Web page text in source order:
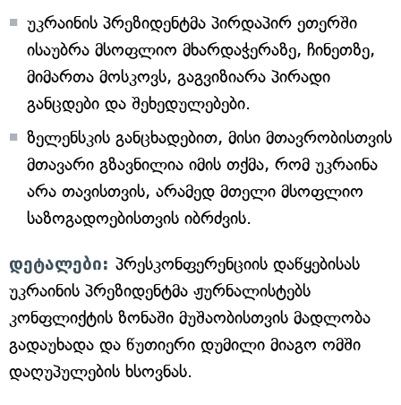
უკრაინის პრეზიდენტმა პირდაპირ ეთერში
ისაუბრა მსოფლიო მხარდაჭერაზე, ჩინეთზე,
მიმართა მოსკოვს, გაგვიზიარა პირადი
განცდები და შეხედულებები.
ზელენსკის განცხადებით, მისი მთავრობისთვის
მთავარი გზავნილია იმის თქმა, რომ უკრაინა
არა თავისთვის, არამედ მთელი მსოფლიო
საზოგადოებისთვის იბრძვის.
დეტალები: პრესკონფერენციის დაწყებისას
უკრაინის პრეზიდენტმა ჟურნალისტებს
კონფლიქტის ზონაში მუშაობისთვის მადლობა
გადაუხადა და წუთიერი დუმილი მიაგო ომში
დაღუპულების ხსოვნას.